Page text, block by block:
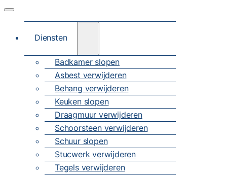
Diensten
Badkamer slopen
Asbest verwijderen
Behang verwijderen
Keuken slopen
Draagmuur verwijderen
Schoorsteen verwijderen
Schuur slopen
Stucwerk verwijderen
Tegels verwijderen